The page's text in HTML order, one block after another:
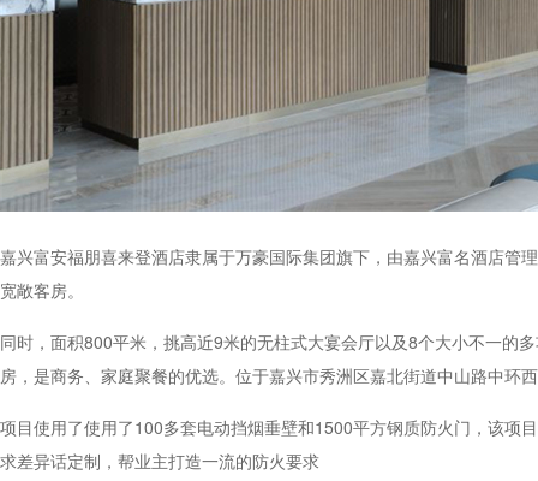
嘉兴富安福朋喜来登酒店隶属于万豪国际集团旗下，由嘉兴富名酒店
宽敞客房。
同时，面积800平米，挑高近9米的无柱式大宴会厅以及8个大小不一的
房，是商务、家庭聚餐的优选。位于嘉兴市秀洲区嘉北街道中山路中环
项目使用了使用了100多套电动挡烟垂壁和1500平方钢质防火门，该项
求差异话定制，帮业主打造一流的防火要求